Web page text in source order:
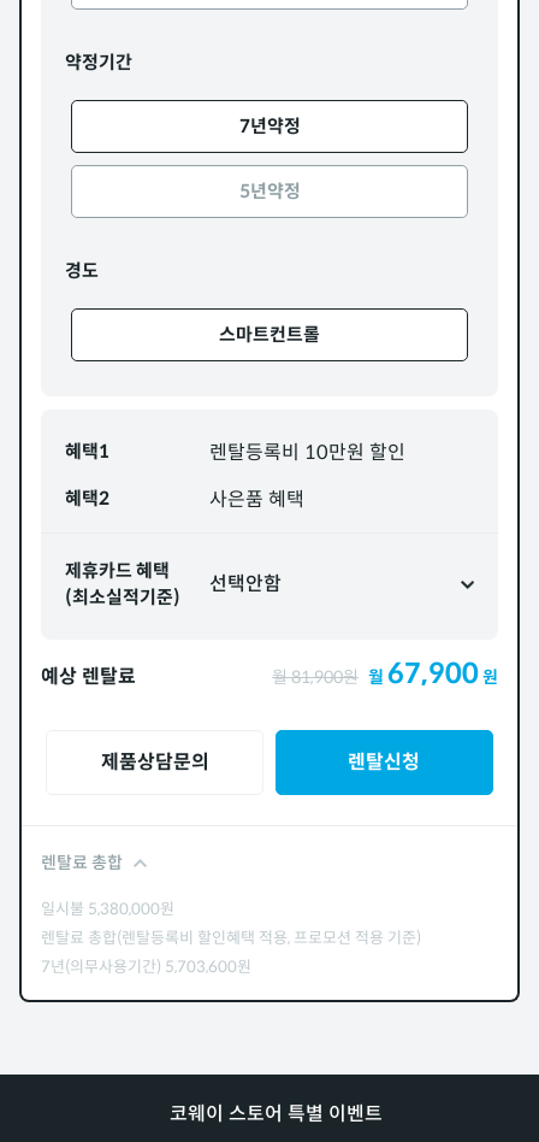
약정기간
7년약정
5년약정
경도
스마트컨트롤
혜택1 렌탈등록비 10만원 할인
혜택2 사은품 혜택
제휴카드 혜택
(최소실적기준)
선택안함
예상 렌탈료 월81,900원 월 67,900원
제품상담문의 렌탈신청
렌탈료 총합
일시불 5,380,000원
렌탈료 총합(렌탈등록비 할인혜택 적용, 프로모션 적용 기준)
7년(의무사용기간) 5,703,600원
코웨이 스토어 특별 이벤트